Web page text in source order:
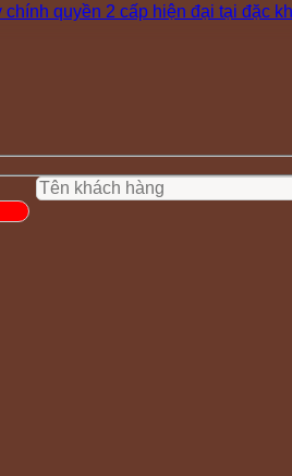
chính quyền 2 cấp hiện đại tại đặc